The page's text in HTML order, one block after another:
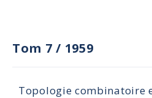
Tom 7 / 1959
Topologie combinatoire